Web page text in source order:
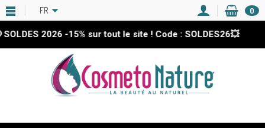
2026-15%sur tout le site ! Code : SOLDES26💥
FR 0